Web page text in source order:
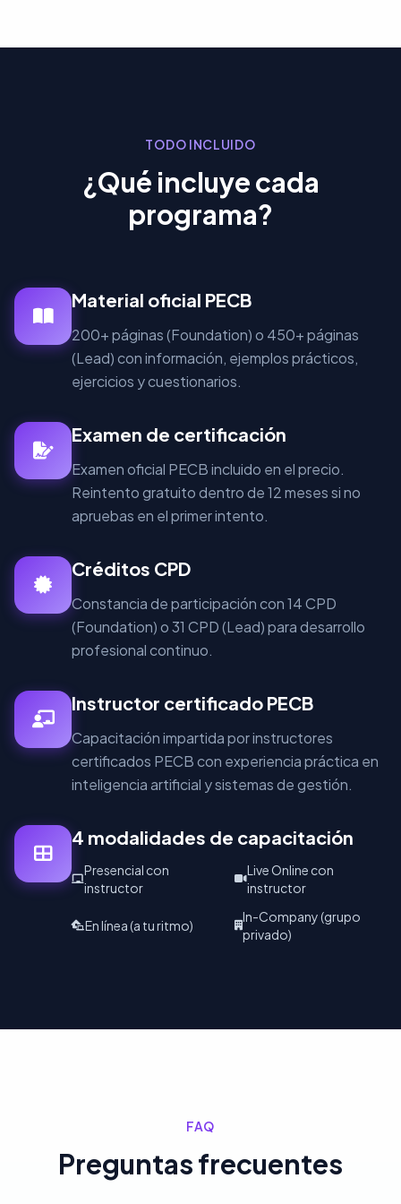
TODO INCLUIDO
¿Qué incluye cada
programa?
Material oficial PECB
200+ páginas (Foundation) o 450+ páginas
(Lead) con información, ejemplos prácticos,
ejercicios y cuestionarios.
Examen de certificación
Examen oficial PECB incluido en el precio.
Reintento gratuito dentro de 12 meses si no
apruebas en el primer intento.
Créditos CPD
Constancia de participación con 14 CPD
(Foundation) o 31 CPD (Lead) para desarrollo
profesional continuo.
Instructor certificado PECB
Capacitación impartida por instructores
certificados PECB con experiencia práctica en
inteligencia artificial y sistemas de gestión.
4 modalidades de capacitación
Presencial con
instructor
Live Online con
instructor
En línea (a tu ritmo)
In-Company (grupo
privado)
FAQ
Preguntas frecuentes